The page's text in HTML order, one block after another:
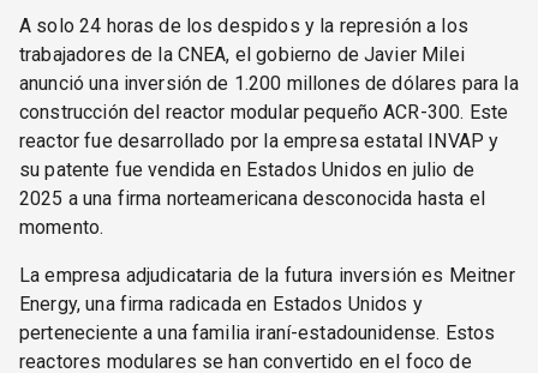
A solo 24 horas de los despidos y la represión a los
trabajadores de la CNEA, el gobierno de Javier Milei
anunció una inversión de 1.200 millones de dólares para la
construcción del reactor modular pequeño ACR-300. Este
reactor fue desarrollado por la empresa estatal INVAP y
su patente fue vendida en Estados Unidos en julio de
2025 a una firma norteamericana desconocida hasta el
momento.
La empresa adjudicataria de la futura inversión es Meitner
Energy, una firma radicada en Estados Unidos y
perteneciente a una familia iraní-estadounidense. Estos
reactores modulares se han convertido en el foco de